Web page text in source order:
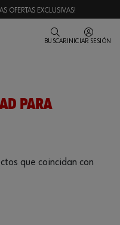
OFERTAS EXCLUSIVAS!
BUSCAR INICIAR SESIÓN
PARA
que coincidan con